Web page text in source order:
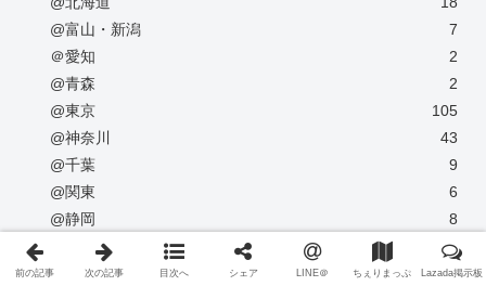
@富山・新潟
7
＠愛知
2
@青森
2
@東京
105
@神奈川
43
@千葉
9
@関東
6
@静岡
8
5
@京都
2
前の記事 次の記事 目次へ シェア LINE＠ ちぇりまっぷ Lazada掲示板